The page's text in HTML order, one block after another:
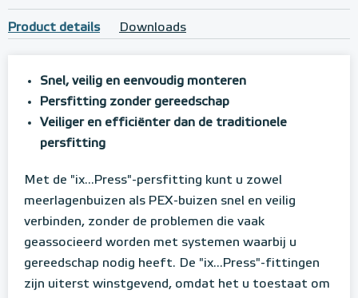
Product details Downloads
Snel, veilig en eenvoudig monteren
Persfitting zonder gereedschap
Veiliger en efficiënter dan de traditionele
persfitting
Met de "ix...Press"-persfitting kunt u zowel
meerlagenbuizen als PEX-buizen snel en veilig
verbinden, zonder de problemen die vaak
geassocieerd worden met systemen waarbij u
gereedschap nodig heeft. De "ix...Press"-fittingen
zijn uiterst winstgevend, omdat het u toestaat om